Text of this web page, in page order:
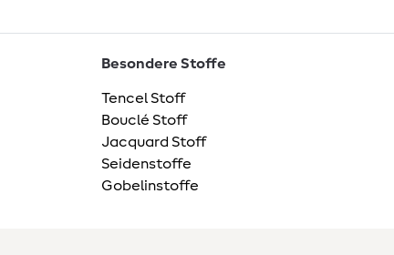
Besondere Stoffe
Tencel Stoff
Bouclé Stoff
Jacquard Stoff
Seidenstoffe
Gobelinstoffe